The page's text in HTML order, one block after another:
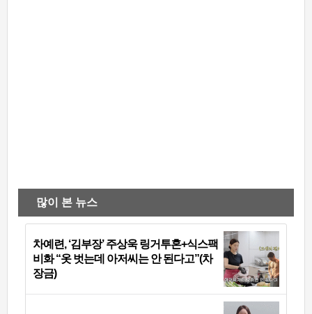
많이 본 뉴스
차예련, ‘김부장’ 주상욱 링거투혼+식스팩
비화 “옷 벗는데 아저씨는 안 된다고”(차
장금)